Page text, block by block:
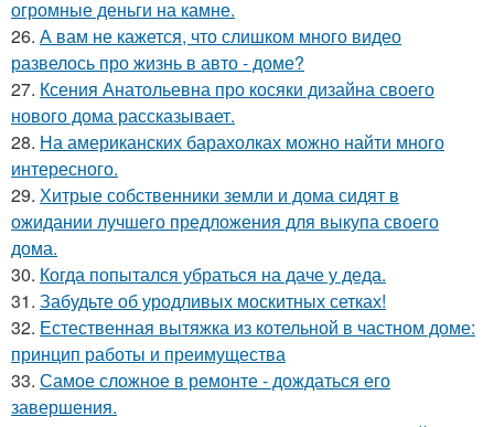
огромные деньги на камне.
26. А вам не кажется, что слишком много видео
развелось про жизнь в авто - доме?
27. Ксения Анатольевна про косяки дизайна своего
нового дома рассказывает.
28. На американских барахолках можно найти много
интересного.
29. Хитрые собственники земли и дома сидят в
ожидании лучшего предложения для выкупа своего
дома.
30. Когда попытался убраться на даче у деда.
31. Забудьте об уродливых москитных сетках!
32. Естественная вытяжка из котельной в частном доме:
принцип работы и преимущества
33. Самое сложное в ремонте - дождаться его
завершения.